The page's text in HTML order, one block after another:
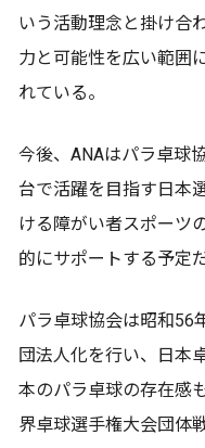
いう活動理念と掛け合
力と可能性を広い範囲
れている。
今後、ANAはパラ卓球
台で活躍を目指す日本
ける障がい者スポーツ
的にサポートする予定だ
パラ卓球協会は昭和56
団法人化を行い、日本
本のパラ卓球の存在感
界卓球選手権大会団体